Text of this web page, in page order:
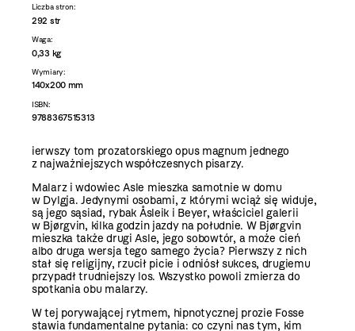
Liczba stron:
292 str
Waga:
0,33 kg
Wymiary:
140x200 mm
ISBN:
9788367515313
ierwszy tom prozatorskiego opus magnum jednego
z najważniejszych współczesnych pisarzy.
Malarz i wdowiec Asle mieszka samotnie w domu
w Dylgja. Jedynymi osobami, z którymi wciąż się widuje,
są jego sąsiad, rybak Åsleik i Beyer, właściciel galerii
w Bjørgvin, kilka godzin jazdy na południe. W Bjørgvin
mieszka także drugi Asle, jego sobowtór, a może cień
albo druga wersja tego samego życia? Pierwszy z nich
stał się religijny, rzucił picie i odniósł sukces, drugiemu
przypadł trudniejszy los. Wszystko powoli zmierza do
spotkania obu malarzy.
W tej porywającej rytmem, hipnotycznej prozie Fosse
stawia fundamentalne pytania: co czyni nas tym, kim